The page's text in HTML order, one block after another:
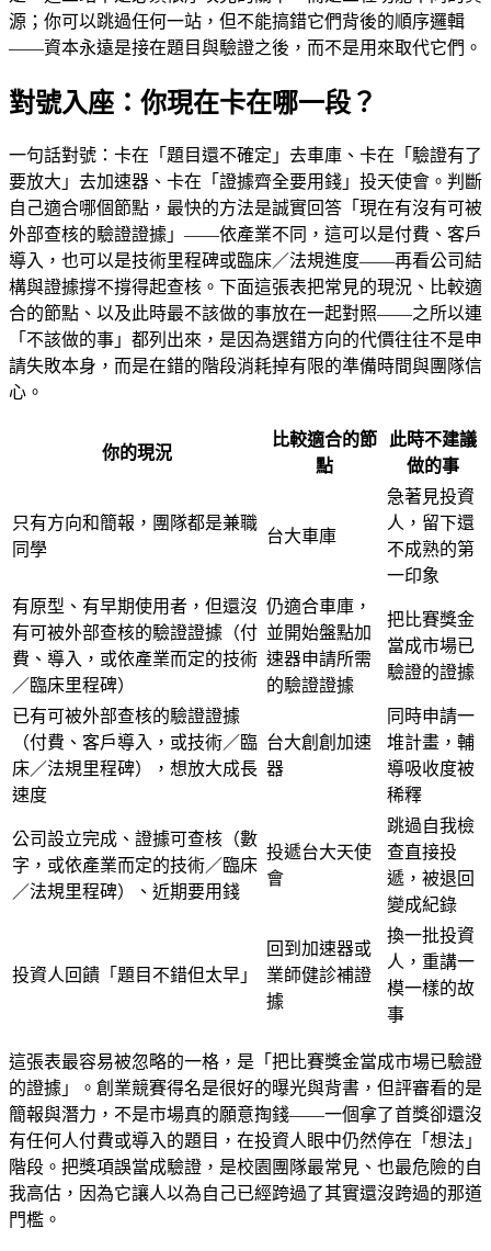
源；你可以跳過任何一站，但不能搞錯它們背後的順序邏輯
——資本永遠是接在題目與驗證之後，而不是用來取代它們。
對號入座：你現在卡在哪一段？
一句話對號：卡在「題目還不確定」去車庫、卡在「驗證有了
要放大」去加速器、卡在「證據齊全要用錢」投天使會。判斷
自己適合哪個節點，最快的方法是誠實回答「現在有沒有可被
外部查核的驗證證據」——依產業不同，這可以是付費、客戶
導入，也可以是技術里程碑或臨床／法規進度——再看公司結
構與證據撐不撐得起查核。下面這張表把常見的現況、比較適
合的節點、以及此時最不該做的事放在一起對照——之所以連
「不該做的事」都列出來，是因為選錯方向的代價往往不是申
請失敗本身，而是在錯的階段消耗掉有限的準備時間與團隊信
心。
你的現況
比較適合的節
點
此時不建議
做的事
只有方向和簡報，團隊都是兼職
同學
台大車庫
急著見投資
人，留下還
不成熟的第
一印象
有原型、有早期使用者，但還沒
有可被外部查核的驗證證據（付
費、導入，或依產業而定的技術
／臨床里程碑）
仍適合車庫，
並開始盤點加
速器申請所需
的驗證證據
把比賽獎金
當成市場已
驗證的證據
已有可被外部查核的驗證證據
（付費、客戶導入，或技術／臨
床／法規里程碑），想放大成長
速度
台大創創加速
器
同時申請一
堆計畫，輔
導吸收度被
稀釋
公司設立完成、證據可查核（數
字，或依產業而定的技術／臨床
／法規里程碑）、近期要用錢
投遞台大天使
會
跳過自我檢
查直接投
遞，被退回
變成紀錄
投資人回饋「題目不錯但太早」
回到加速器或
業師健診補證
據
換一批投資
人，重講一
模一樣的故
事
這張表最容易被忽略的一格，是「把比賽獎金當成市場已驗證
的證據」。創業競賽得名是很好的曝光與背書，但評審看的是
簡報與潛力，不是市場真的願意掏錢——一個拿了首獎卻還沒
有任何人付費或導入的題目，在投資人眼中仍然停在「想法」
階段。把獎項誤當成驗證，是校園團隊最常見、也最危險的自
我高估，因為它讓人以為自己已經跨過了其實還沒跨過的那道
門檻。